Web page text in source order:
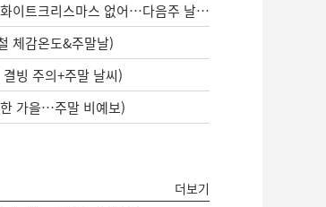
날씨ON(올해 화이트크리스마스 없어…다음주 날씨는?)
체감온도&주말날)
빙 주의+주말 날씨)
가을…주말 비예보)
더보기